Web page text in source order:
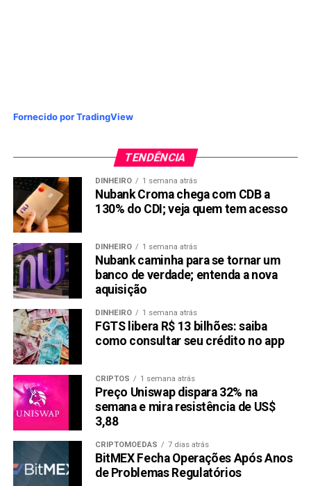
CopyWhatsApp
TwitterFacebook
TÓPICOS RELACIONADOS: BOLSA FAMILIA
PRÓXIMA:
Brasil rumo ao maior imposto do mundo; Haddad
afirma: “ninguém paga R$ 0,01 a mais”
Governo Lula prepara sistema 150x maior que o Pix
para cobrar impostos
Fornecido por TradingView
TENDÊNCIA
DINHEIRO 1 semana atrás
Nubank Croma chega com CDB a
130% do CDI; veja quem tem acesso
DINHEIRO 1 semana atrás
Nubank caminha para se tornar um
banco de verdade; entenda a nova
aquisição
DINHEIRO 1 semana atrás
FGTS libera R$ 13 bilhões: saiba
como consultar seu crédito no app
CRIPTOS 1 semana atrás
Preço Uniswap dispara 32% na
semana e mira resistência de US$
3,88
CRIPTOMOEDAS 7 dias atrás
BitMEX Fecha Operações Após Anos
de Problemas Regulatórios